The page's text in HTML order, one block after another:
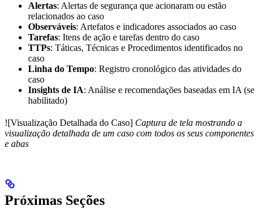
Alertas: Alertas de segurança que acionaram ou estão
relacionados ao caso
Observáveis: Artefatos e indicadores associados ao caso
Tarefas: Itens de ação e tarefas dentro do caso
TTPs: Táticas, Técnicas e Procedimentos identificados no
caso
Linha do Tempo: Registro cronológico das atividades do
caso
Insights de IA: Análise e recomendações baseadas em IA (se
habilitado)
![Visualização Detalhada do Caso] Captura de tela mostrando a
visualização detalhada de um caso com todos os seus componentes
e abas
Próximas Seções